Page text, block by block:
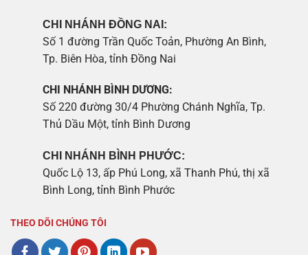
CHI NHÁNH ĐỒNG NAI:
Số 1 đường Trần Quốc Toản, Phường An Bình,
Tp. Biên Hòa, tỉnh Đồng Nai
CHI NHÁNH BÌNH DƯƠNG:
Số 220 đường 30/4 Phường Chánh Nghĩa, Tp.
Thủ Dầu Một, tỉnh Bình Dương
CHI NHÁNH BÌNH PHƯỚC:
Quốc Lộ 13, ấp Phú Long, xã Thanh Phú, thị xã
Bình Long, tỉnh Bình Phước
THEO DÕI CHÚNG TÔI